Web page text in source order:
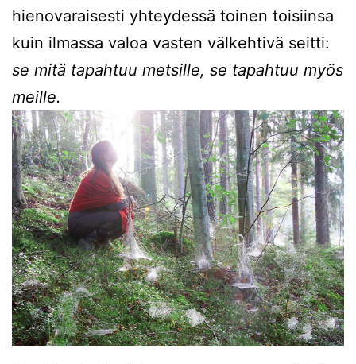
hienovaraisesti yhteydessä toinen toisiinsa
kuin ilmassa valoa vasten välkehtivä seitti:
se mitä tapahtuu metsille, se tapahtuu myös
meille.